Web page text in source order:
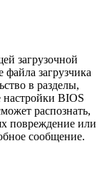
загрузочной
файла загрузчика
в разделы,
BIOS
распознать,
повреждение или
сообщение.